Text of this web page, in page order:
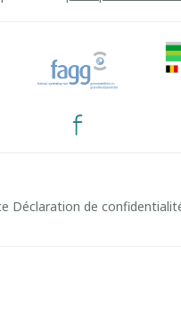
Déclaration de